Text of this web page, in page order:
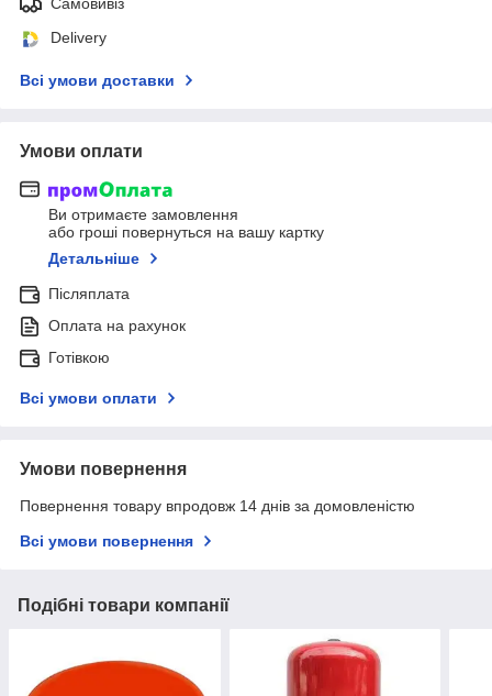
Delivery
Всі умови доставки
Умови оплати
Ви отримаєте замовлення
або гроші повернуться на вашу картку
Детальніше
Післяплата
Оплата на рахунок
Готівкою
Всі умови оплати
Умови повернення
Повернення товару впродовж 14 днів за домовленістю
Всі умови повернення
Подібні товари компанії